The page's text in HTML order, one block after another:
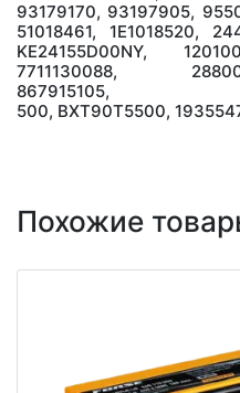
93179170, 93197905,
51018461, 1E1018520,
KE24155D00NY,
7711130088,
500, BXT90T5500,
Похожие